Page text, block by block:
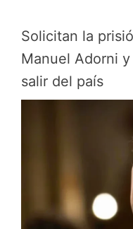
Solicitan la
Manuel Adorni
salir del país